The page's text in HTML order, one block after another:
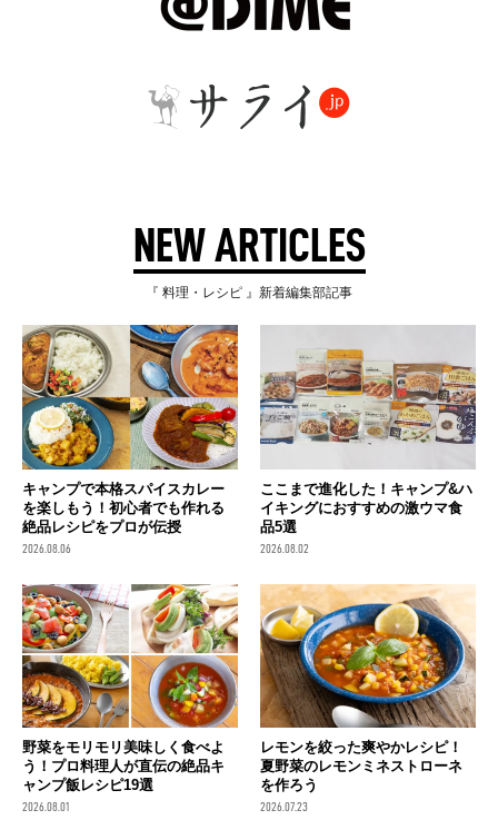
NEW ARTICLES
『 料理・レシピ 』新着編集部記事
キャンプで本格スパイスカレー
を楽しもう！初心者でも作れる
絶品レシピをプロが伝授
2026.08.06
ここまで進化した！キャンプ&ハ
イキングにおすすめの激ウマ食
品5選
2026.08.02
野菜をモリモリ美味しく食べよ
う！プロ料理人が直伝の絶品キ
ャンプ飯レシピ19選
2026.08.01
レモンを絞った爽やかレシピ！
夏野菜のレモンミネストローネ
を作ろう
2026.07.23